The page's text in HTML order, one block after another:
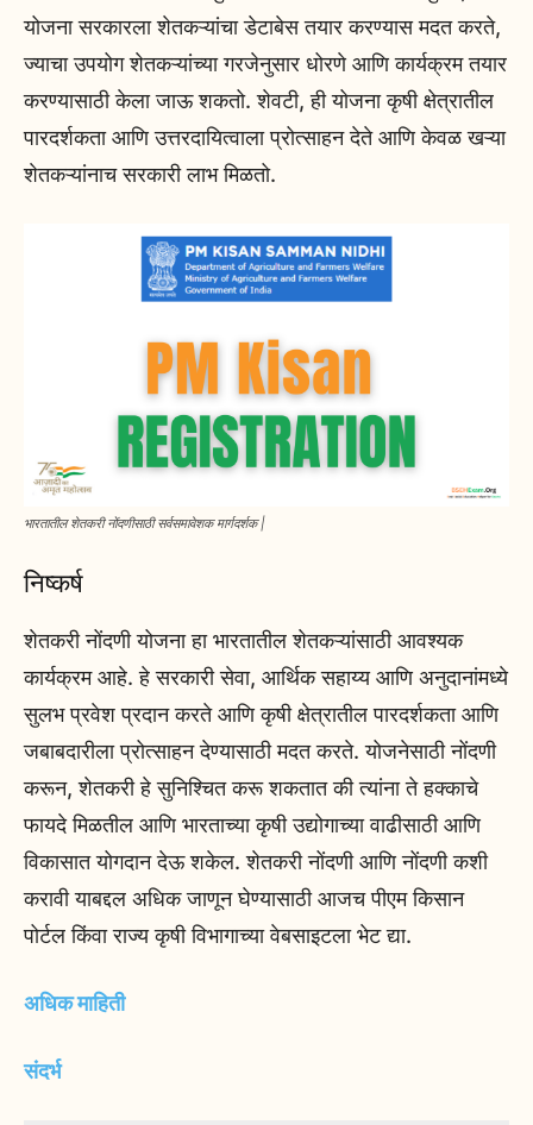
योजना सरकारला शेतकऱ्यांचा डेटाबेस तयार करण्यास मदत करते,
ज्याचा उपयोग शेतकऱ्यांच्या गरजेनुसार धोरणे आणि कार्यक्रम तयार
करण्यासाठी केला जाऊ शकतो. शेवटी, ही योजना कृषी क्षेत्रातील
पारदर्शकता आणि उत्तरदायित्वाला प्रोत्साहन देते आणि केवळ खऱ्या
शेतकऱ्यांनाच सरकारी लाभ मिळतो.
भारतातील शेतकरी नोंदणीसाठी सर्वसमावेशक मार्गदर्शक |
निष्कर्ष
शेतकरी नोंदणी योजना हा भारतातील शेतकऱ्यांसाठी आवश्यक
कार्यक्रम आहे. हे सरकारी सेवा, आर्थिक सहाय्य आणि अनुदानांमध्ये
सुलभ प्रवेश प्रदान करते आणि कृषी क्षेत्रातील पारदर्शकता आणि
जबाबदारीला प्रोत्साहन देण्यासाठी मदत करते. योजनेसाठी नोंदणी
करून, शेतकरी हे सुनिश्चित करू शकतात की त्यांना ते हक्काचे
फायदे मिळतील आणि भारताच्या कृषी उद्योगाच्या वाढीसाठी आणि
विकासात योगदान देऊ शकेल. शेतकरी नोंदणी आणि नोंदणी कशी
करावी याबद्दल अधिक जाणून घेण्यासाठी आजच पीएम किसान
पोर्टल किंवा राज्य कृषी विभागाच्या वेबसाइटला भेट द्या.
अधिक माहिती
संदर्भ